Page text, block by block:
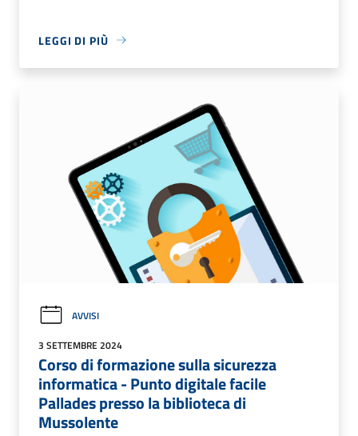
LEGGI DI PIÙ
AVVISI
3 SETTEMBRE 2024
Corso di formazione sulla sicurezza
informatica - Punto digitale facile
Pallades presso la biblioteca di
Mussolente